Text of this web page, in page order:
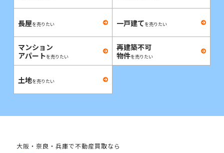
長屋を売りたい 一戸建てを売りたい
マンション
アパートを売りたい
再建築不可
物件を売りたい
土地を売りたい
大阪・奈良・兵庫で不動産買取なら